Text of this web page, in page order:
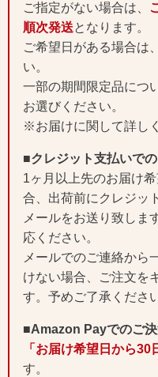
ご指定がない場合は、
順次発送となります。
ご希望日がある場合は
い。
一部の期間限定品につ
お選びください。
※お届けに関して詳し
■クレジット支払いで
1ヶ月以上先のお届け
合、出荷前にクレジッ
メールをお送り致しま
応ください。
メールでのご連絡から
けない場合、ご注文を
す。予めご了承くださ
■Amazon Payでのご決
「お届け希望日から30
す。